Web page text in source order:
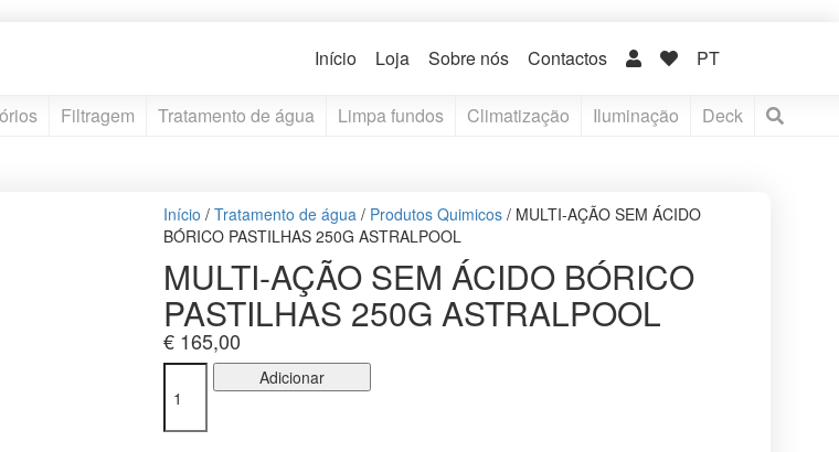
Início Loja Sobre nós Contactos PT
Filtragem Tratamento de água Limpa fundos Climatização Iluminação Deck
Início / Tratamento de água / Produtos Quimicos / MULTI-AÇÃO SEM ÁCIDO
BÓRICO PASTILHAS 250G ASTRALPOOL
MULTI-AÇÃO SEM ÁCIDO BÓRICO
PASTILHAS 250G ASTRALPOOL
€ 165,00
Quantidade
de
AÇÃO
Adicionar